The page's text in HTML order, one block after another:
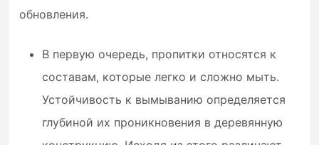
обновления.
В первую очередь, пропитки относятся к
составам, которые легко и сложно мыть.
Устойчивость к вымыванию определяется
глубиной их проникновения в деревянную